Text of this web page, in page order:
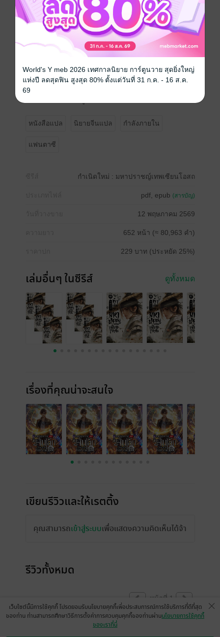
เหลือเพียงการบ่มเพาะฝึกฝนเท่านั้น… ตระกูลลู่จะได้พลิก
แผ่นฟ้า คืนสู่อันดับหนึ่งแห่งยุทธภพอีกครา
"จงกอดความภาคภูมิใจของเจ้าไว้ให้ดี คอยดูเถอะ ข้าจะ
เอาชนะพวกเจ้าทุกคนให้ได้
หนังสือแปล นิยายจีนแปล กำลังภายใน
แฟนตาซี
กำเนิดใหม่ : มหาปราชญ์เทพเซียนโอสถ
pdf, epub (สารบัญ)
12 พฤษภาคม 2569
652 หน้า (≈ 80,963 คำ)
229 บาท (ประหยัด 25%)
เล่มอื่นๆ ในซีรีส์ ดูทั้งหมด
เรื่องที่คุณน่าจะสนใจ
เขียนรีวิวและให้เรตติ้ง
คุณสามารถเข้าสู่ระบบเพื่อแสดงความคิดเห็นได้จ้า
รีวิวทั้งหมด
หน้าที่ 1
เว็บไซต์นี้มีการใช้คุกกี้ โปรดยอมรับนโยบายคุกกี้เพื่อประสบการณ์การใช้บริการที่ดีที่สุด
ของท่าน ท่านสามารถศึกษาวิธีการตั้งค่าการควบคุมคุกกี้ของท่านผ่านนโยบายการใช้คุกกี้
ของเราที่นี่
World's Y meb 2026 เทศกาลนิยาย การ์ตูนวาย สุดยิ่งใหญ่
แห่งปี ลดสุดฟิน สูงสุด 80% ตั้งแต่วันที่ 31 ก.ค. - 16 ส.ค.
69